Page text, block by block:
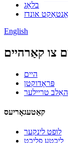
בלאָג
אונדז
English
צו קאַרהיים
היים
פּראָדוקטן
האַלב טריילער
קאַטעגאָריעס
לופט לינקער
ליכטע פליכט